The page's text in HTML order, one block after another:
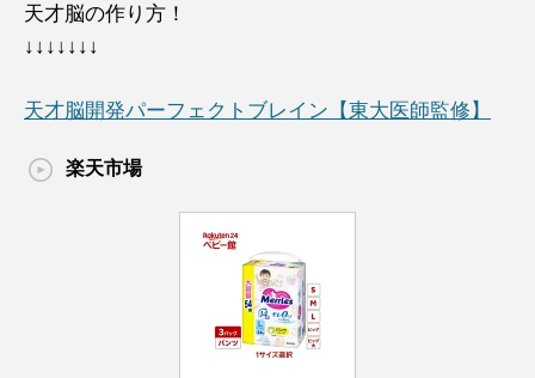
天才脳の作り方！
↓↓↓↓↓↓↓
天才脳開発パーフェクトブレイン【東大医師監修】
楽天市場